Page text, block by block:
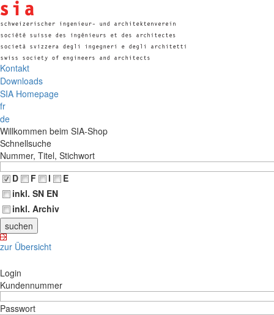
Kontakt
Downloads
SIA Homepage
fr
de
Willkommen beim SIA-Shop
Schnellsuche
Nummer, Titel, Stichwort
D
F I
E
inkl. SN EN
inkl. Archiv
zur Übersicht
Login
Kundennummer
Passwort